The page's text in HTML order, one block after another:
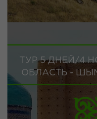
ТУР 5 ДНЕЙ/4
ОБЛАСТЬ -